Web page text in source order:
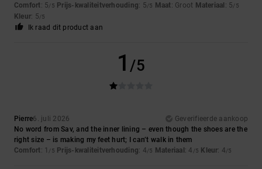
Comfort: 5/5 Prijs-kwaliteitverhouding: 5/5 Maat: Groot Materiaal : 5/5
Kleur: 5/5
Ik raad dit product aan
1 /5
Pierre6. juli 2026
Geverifieerde aankoop
No word from Sav, and the inner lining – even though the shoes are the
right size – is making my feet hurt; I can’t walk in them
Comfort: 1 /5 Prijs-kwaliteitverhouding: 4/5 Materiaal: 4 /5 Kleur: 4/5